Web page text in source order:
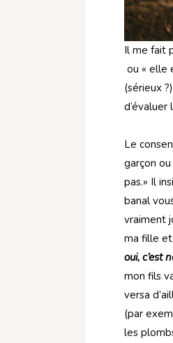
Il me fait
ou « elle
(sérieux
Le
garçon
pas.» Il
banal
vraiment
ma fille et
oui, c’est
mon fils
versa
(par
les